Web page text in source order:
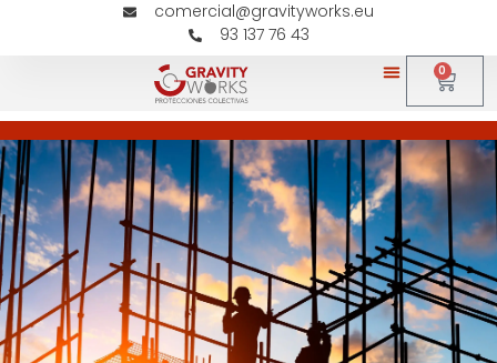
comercial@gravityworks.eu
93 137 76 43
0